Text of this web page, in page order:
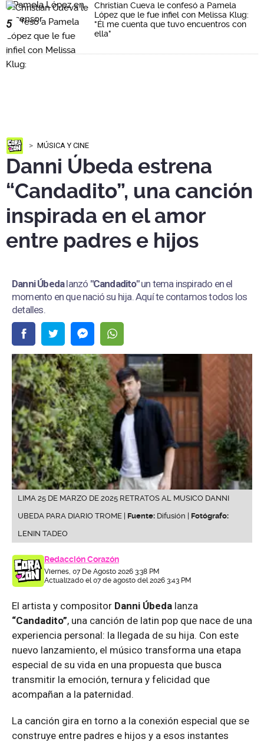
5
Christian Cueva le confesó a Pamela
López que le fue infiel con Melissa Klug:
"Él me cuenta que tuvo encuentros con
ella"
MÚSICA Y CINE
Danni Úbeda estrena
“Candadito”, una canción
inspirada en el amor
entre padres e hijos
Danni Úbedalanzó "Candadito"un tema inspirado en el
momento en que nació su hija. Aquí te contamos todos los
detalles.
LIMA 25 DE MARZO DE 2025 RETRATOS AL MUSICO DANNI
UBEDA PARA DIARIO TROME | Fuente: Difusión | Fotógrafo:
LENIN TADEO
Redacción Corazón
Viernes, 07 De Agosto 2026 3:38 PM
Actualizado el 07 de agosto del 2026 3:43 PM
El artista y compositor Danni Úbeda lanza
“Candadito”, una canción de latin pop que nace de una
experiencia personal: la llegada de su hija. Con este
nuevo lanzamiento, el músico transforma una etapa
especial de su vida en una propuesta que busca
transmitir la emoción, ternura y felicidad que
acompañan a la paternidad.
La canción gira en torno a la conexión especial que se
construye entre padres e hijos y a esos instantes